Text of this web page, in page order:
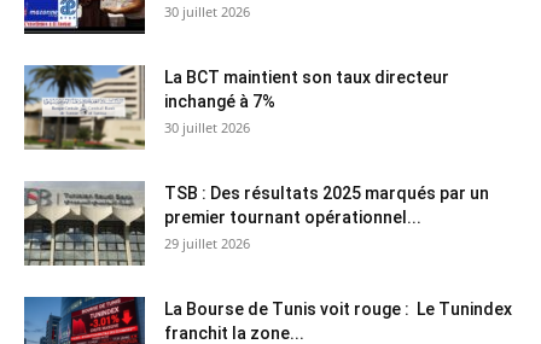
30 juillet 2026
La BCT maintient son taux directeur
inchangé à 7%
30 juillet 2026
TSB : Des résultats 2025 marqués par un
premier tournant opérationnel...
29 juillet 2026
La Bourse de Tunis voit rouge : Le Tunindex
franchit la zone...